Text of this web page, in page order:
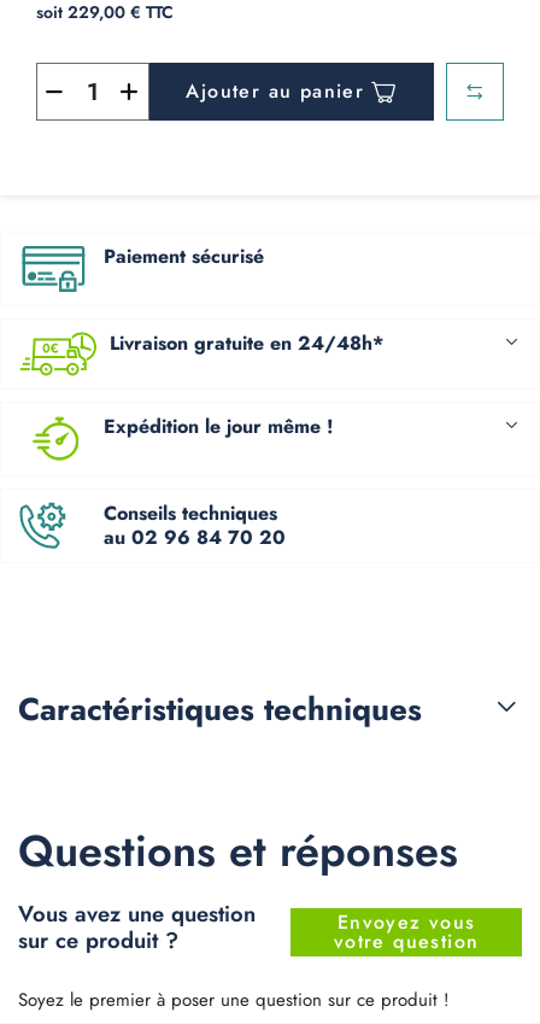
soit 229,00 € TTC
Ajouter au panier
Paiement sécurisé
Livraison gratuite en 24/48h*
Expédition le jour même !
Conseils techniques
au 02 96 84 70 20
Caractéristiques techniques
Questions et réponses
Vous avez une question
sur ce produit ?
Envoyez vous
votre question
Soyez le premier à poser une question sur ce produit !